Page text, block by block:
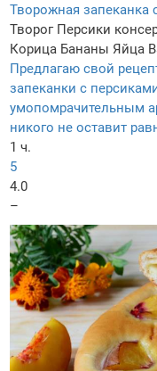
Творожная запеканка
Творог Персики
Корица Бананы Яйца
Предлагаю свой
запеканки с
умопомрачительным
никого не оставит
1 ч.
5
4.0
–